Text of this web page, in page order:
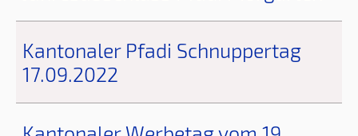
Kantonaler Pfadi Schnuppertag
17.09.2022